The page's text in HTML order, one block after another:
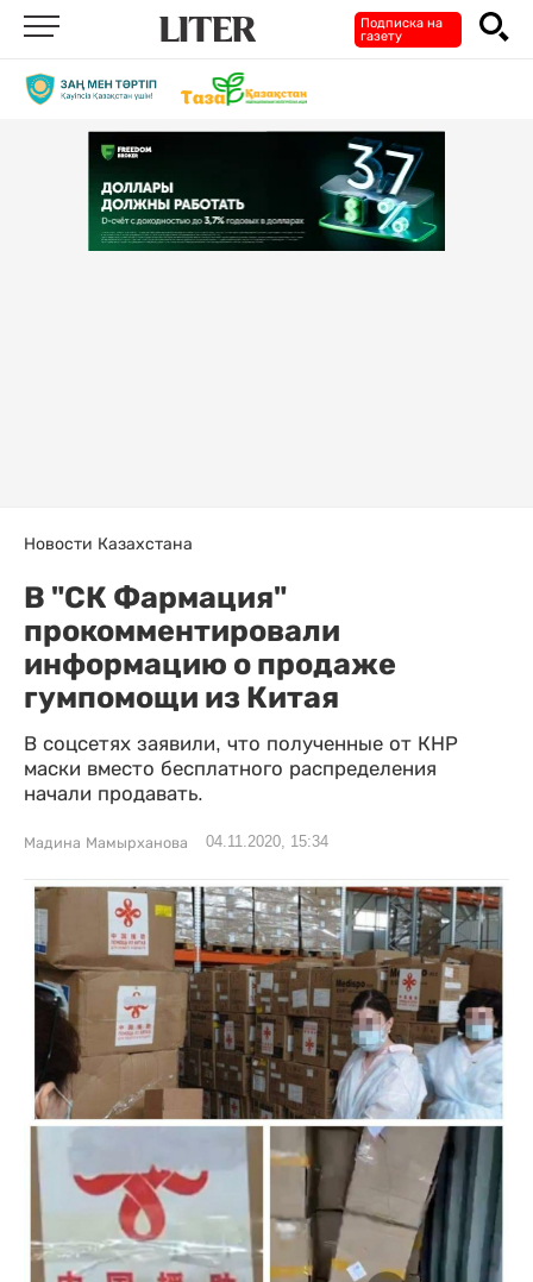
Подписка на
газету
Новости Казахстана
В "СК Фармация"
прокомментировали
информацию о продаже
гумпомощи из Китая
В соцсетях заявили, что полученные от КНР
маски вместо бесплатного распределения
начали продавать.
Мадина Мамырханова 04.11.2020, 15:34